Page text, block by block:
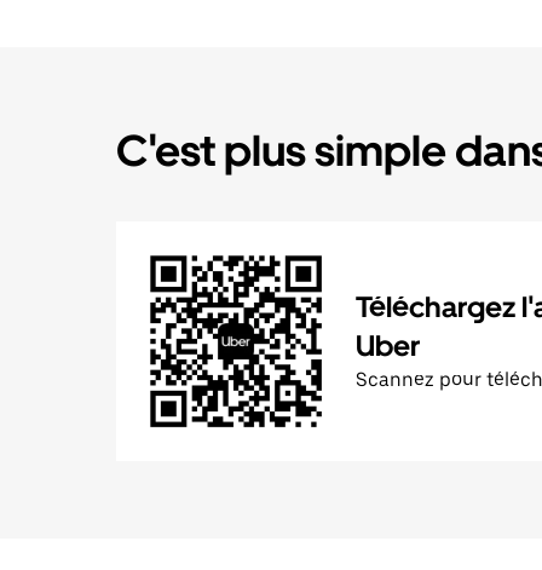
C'est plus simple
Téléchargez
Uber
Scannez pour